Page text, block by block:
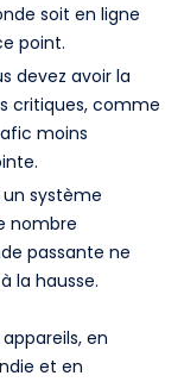
soit en ligne
point.
devez avoir la
critiques, comme
moins
un système
nombre
passante ne
la hausse.
en
et en